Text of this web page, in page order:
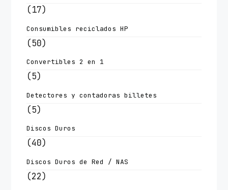
(17)
Consumibles reciclados HP
(50)
Convertibles 2 en 1
(5)
Detectores y contadoras billetes
(5)
Discos Duros
(40)
Discos Duros de Red / NAS
(22)